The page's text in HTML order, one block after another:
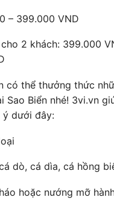
– 399.000 VND
cho 2 khách: 399.000
có thể thưởng thức
Sao Biển nhé! 3vi.vn
ý dưới đây:
dò, cá dìa, cá hồng
hoặc nướng mỡ